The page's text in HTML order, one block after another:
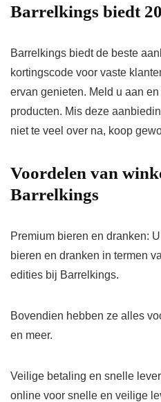
Barrelkings biedt
Barrelkings biedt de beste
kortingscode voor vaste
ervan genieten. Meld u aan
producten. Mis deze
niet te veel over na, koop
Voordelen van
Barrelkings
Premium bieren en dranken:
bieren en dranken in termen
edities bij Barrelkings.
Bovendien hebben ze alles
en meer.
Veilige betaling en snelle
online voor snelle en veilige